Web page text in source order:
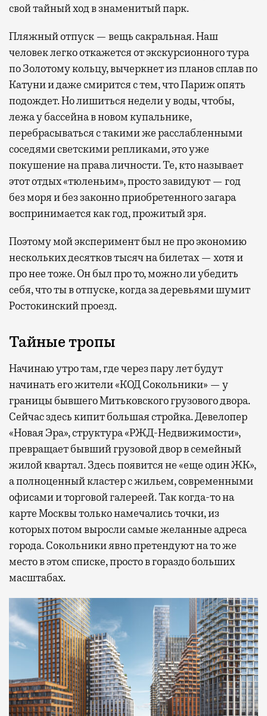
свой тайный ход в знаменитый парк.
Пляжный отпуск — вещь сакральная. Наш
человек легко откажется от экскурсионного тура
по Золотому кольцу, вычеркнет из планов сплав по
Катуни и даже смирится с тем, что Париж опять
подождет. Но лишиться недели у воды, чтобы,
лежа у бассейна в новом купальнике,
перебрасываться с такими же расслабленными
соседями светскими репликами, это уже
покушение на права личности. Те, кто называет
этот отдых «тюленьим», просто завидуют — год
без моря и без законно приобретенного загара
воспринимается как год, прожитый зря.
Поэтому мой эксперимент был не про экономию
нескольких десятков тысяч на билетах — хотя и
про нее тоже. Он был про то, можно ли убедить
себя, что ты в отпуске, когда за деревьями шумит
Ростокинский проезд.
Тайные тропы
Начинаю утро там, где через пару лет будут
начинать его жители «КОД Сокольники» — у
границы бывшего Митьковского грузового двора.
Сейчас здесь кипит большая стройка. Девелопер
«Новая Эра», структура «РЖД-Недвижимости»,
превращает бывший грузовой двор в семейный
жилой квартал. Здесь появится не «еще один ЖК»,
а полноценный кластер с жильем, современными
офисами и торговой галереей. Так когда-то на
карте Москвы только намечались точки, из
которых потом выросли самые желанные адреса
города. Сокольники явно претендуют на то же
место в этом списке, просто в гораздо больших
масштабах.